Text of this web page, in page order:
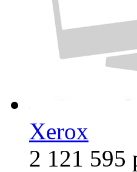
Xerox
2 121 595